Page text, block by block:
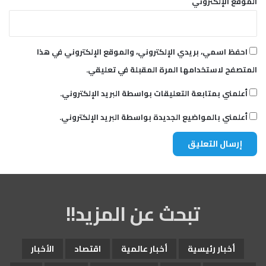
ل
ت
ف
ي
ة
خ
ا
ر
ج
ة
احفظ اسمي، بريدي الإلكتروني، والموقع الإلكتروني في هذا
المتصفح لاستخدامها المرة المقبلة في تعليقي.
أعلمني بمتابعة التعليقات بواسطة البريد الإلكتروني.
أعلمني بالمواضيع الجديدة بواسطة البريد الإلكتروني.
تبحث عن المزيد!!
أخبار رئيسية أخبار عالمية اقتصاد
الأخبار